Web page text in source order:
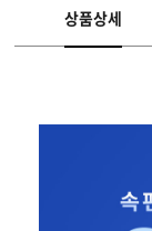
상품상세